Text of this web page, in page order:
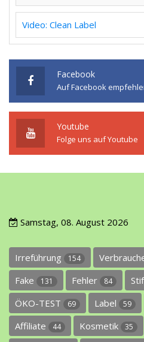
Video: Clean Label
Facebook
Auf Facebook
Youtube
Folge uns auf Youtube
Samstag, 08. August 2026
Irreführung 154
Fake 131 Fehler 84
ÖKO-TEST 69 Label 59
Affiliate 44 Kosmetik 35